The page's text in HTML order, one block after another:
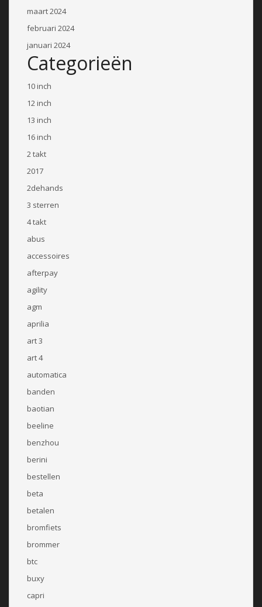
maart 2024
februari 2024
januari 2024
Categorieën
10 inch
12 inch
13 inch
16 inch
2 takt
2017
2dehands
3 sterren
4 takt
abus
accessoires
afterpay
agility
agm
aprilia
art 3
art 4
automatica
banden
baotian
beeline
benzhou
berini
bestellen
beta
betalen
bromfiets
brommer
btc
buxy
capri